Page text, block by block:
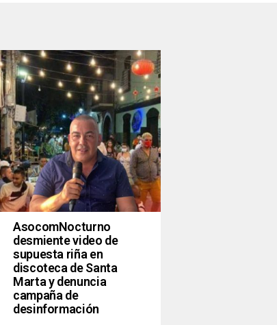
AsocomNocturno
desmiente video de
supuesta riña en
discoteca de Santa
Marta y denuncia
campaña de
desinformación